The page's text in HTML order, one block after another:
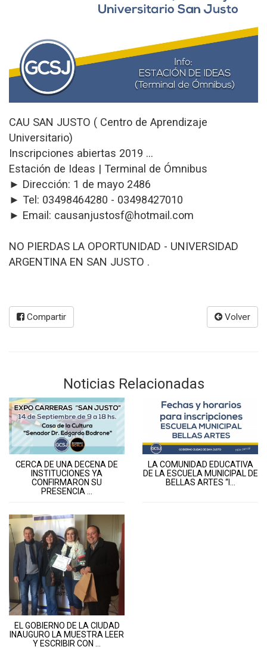
CAU SAN JUSTO ( Centro de Aprendizaje
Universitario)
Inscripciones abiertas 2019 ...
Estación de Ideas | Terminal de Ómnibus
► Dirección: 1 de mayo 2486
► Tel: 03498464280 - 03498427010
► Email: causanjustosf@hotmail.com
NO PIERDAS LA OPORTUNIDAD - UNIVERSIDAD
ARGENTINA EN SAN JUSTO .
Compartir Volver
Noticias Relacionadas
CERCA DE UNA DECENA DE
INSTITUCIONES YA
CONFIRMARON SU
PRESENCIA ...
LA COMUNIDAD EDUCATIVA
DE LA ESCUELA MUNICIPAL DE
BELLAS ARTES “I...
EL GOBIERNO DE LA CIUDAD
INAUGURO LA MUESTRA LEER
Y ESCRIBIR CON ...